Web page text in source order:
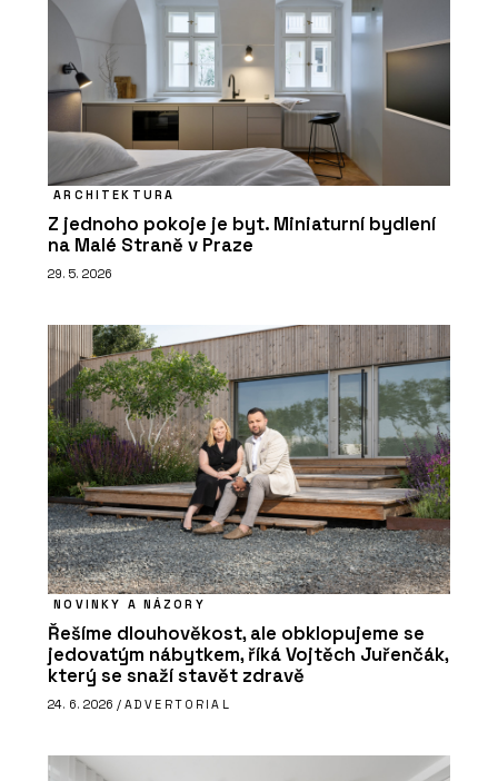
ARCHITEKTURA
Z jednoho pokoje je byt. Miniaturní bydlení
na Malé Straně v Praze
29. 5. 2026
NOVINKY A NÁZORY
Řešíme dlouhověkost, ale obklopujeme se
jedovatým nábytkem, říká Vojtěch Juřenčák,
který se snaží stavět zdravě
24. 6. 2026 / ADVERTORIAL